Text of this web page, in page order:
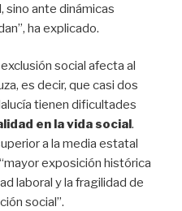
sino ante dinámicas
ha explicado.
social afecta al
es decir, que casi dos
tienen dificultades
en la vida social .
a la media estatal
exposición histórica
laboral y la fragilidad de
social”.